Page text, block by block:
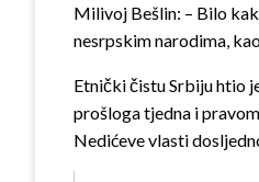
Milivoj Bešlin: – Bilo
nesrpskim narodima,
Etnički čistu Srbiju htio
prošloga tjedna i
Nedićeve vlasti